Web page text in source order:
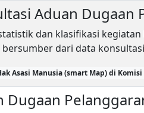
Aduan Dugaan
dan klasifikasi
bersumber dari data
Asasi Manusia (smart Map) di
Dugaan